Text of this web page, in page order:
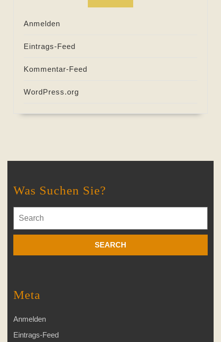
Anmelden
Eintrags-Feed
Kommentar-Feed
WordPress.org
Was Suchen Sie?
for:
Meta
Anmelden
Eintrags-Feed